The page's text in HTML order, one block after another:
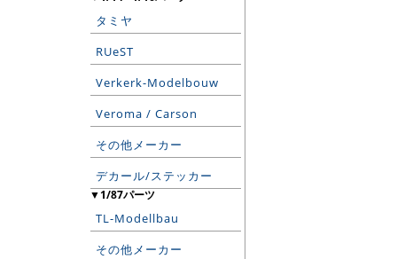
タミヤ
RUeST
Verkerk-Modelbouw
Veroma / Carson
その他メーカー
デカール/ステッカー
▼1/87パーツ
TL-Modellbau
その他メーカー